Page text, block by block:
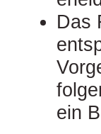
Das
ein